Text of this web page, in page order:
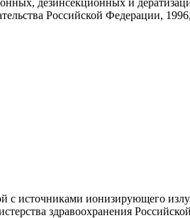
Российской Федерации,
с источниками ионизирующего
здравоохранения